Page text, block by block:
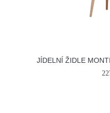
JÍDELNÍ ŽIDLE